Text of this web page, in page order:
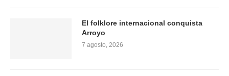
El folklore internacional conquista
Arroyo
7 agosto, 2026